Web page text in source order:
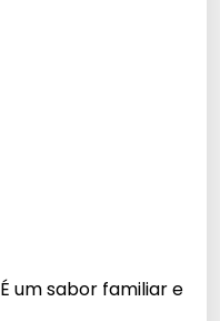
É um sabor familiar e